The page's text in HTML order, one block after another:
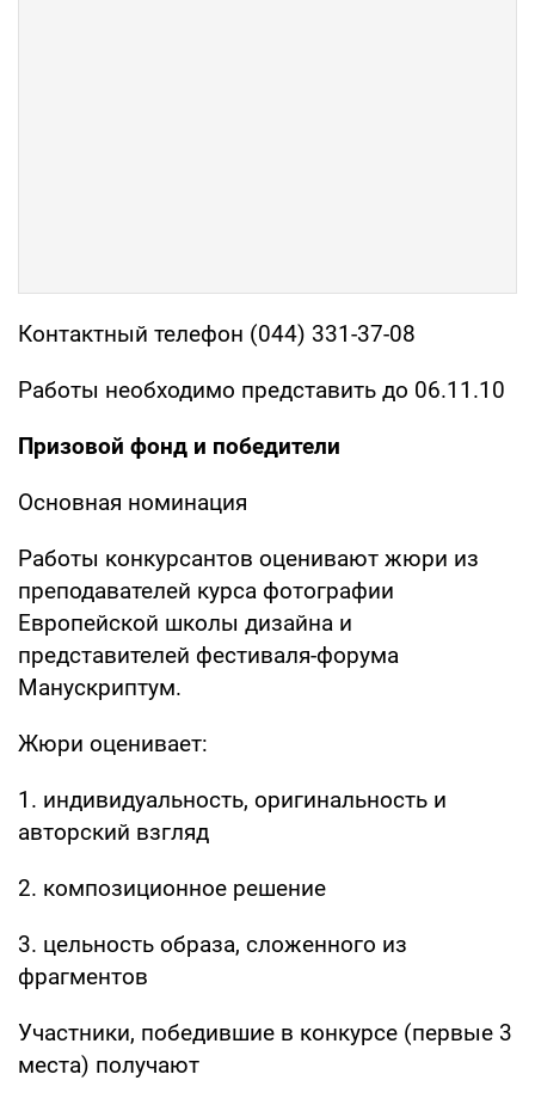
Контактный телефон (044) 331-37-08
Работы необходимо представить до 06.11.10
Призовой фонд и победители
Основная номинация
Работы конкурсантов оценивают жюри из
преподавателей курса фотографии
Европейской школы дизайна и
представителей фестиваля-форума
Манускриптум.
Жюри оценивает:
1. индивидуальность, оригинальность и
авторский взгляд
2. композиционное решение
3. цельность образа, сложенного из
фрагментов
Участники, победившие в конкурсе (первые 3
места) получают